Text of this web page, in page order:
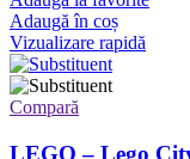
Adaugă în coș
Vizualizare rapidă
Compară
LEGO – Lego